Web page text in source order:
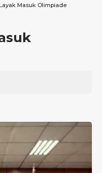
Masuk Olimpiade